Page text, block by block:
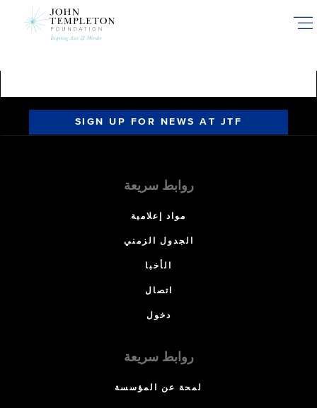
SIGN UP FOR NEWS AT JTF
روابط سريعة
مواد إعلامية
الجدول الزمني
الأخبا
اتصال
دخول
روابط سريعة
لمحة عن المؤسسة